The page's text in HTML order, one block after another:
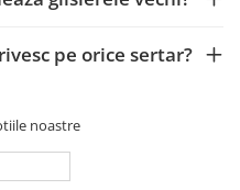
pe orice sertar?
noastre